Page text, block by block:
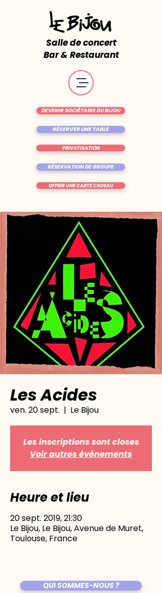
Salle de concert
Bar & Restaurant
RÉSERVER UNE TABLE
OFFRIR UNE CARTE CADEAU
DEVENIR SOCIÉTAIRE DU BIJOU
RÉSERVATION DE GROUPE
PRIVATISATION
Les Acides
ven. 20 sept.
  |
Le Bijou
Les inscriptions sont closes
Voir autres événements
Heure et lieu
20 sept. 2019, 21:30
Le Bijou, Le Bijou, Avenue de Muret,
Toulouse, France
QUI SOMMES-NOUS ?